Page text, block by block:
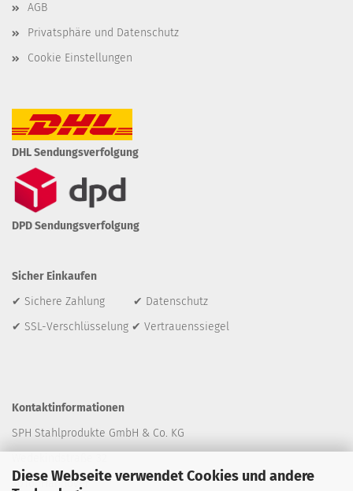
Diese Webseite verwendet Cookies und andere
AGB
Privatsphäre und Datenschutz
Cookie Einstellungen
DHL Sendungsverfolgung
DPD Sendungsverfolgung
Sicher Einkaufen
✔ Sichere Zahlung ✔ Datenschutz
✔ SSL-Verschlüsselung ✔ Vertrauenssiegel
Kontaktinformationen
SPH Stahlprodukte GmbH & Co. KG
30161 Hannover